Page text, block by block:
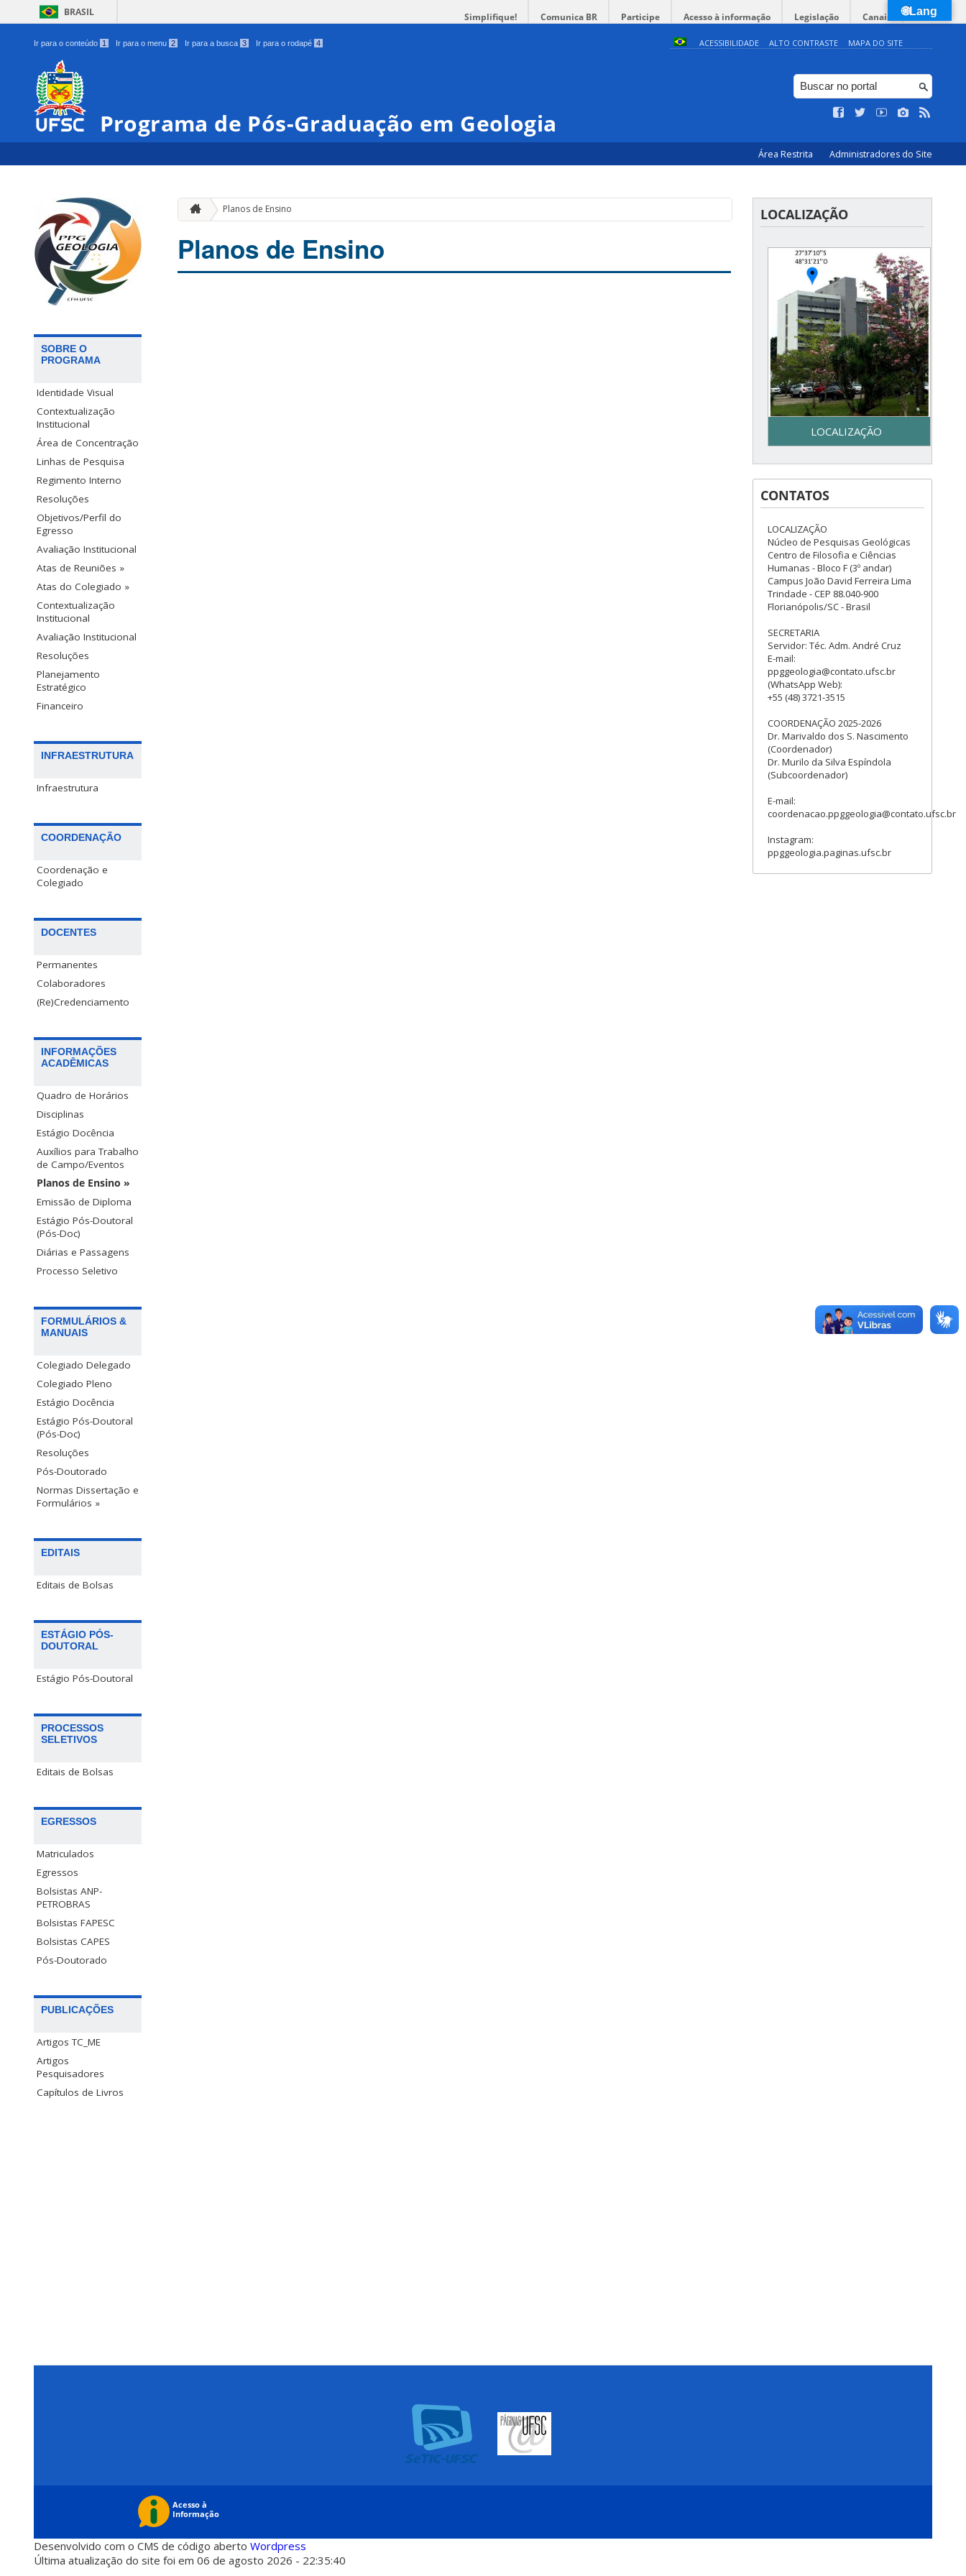
BRASIL Simplifique! Comunica BR Participe Acesso à informação Legislação Canais
Ir para o conteúdo 1 Ir para o menu 2 Ir para a busca 3 Ir para o rodapé 4 ACESSIBILIDADE ALTO CONTRASTE MAPA DO SITE
Programa de Pós-Graduação em Geologia
Área Restrita Administradores do Site
SOBRE O
PROGRAMA
Identidade Visual
Contextualização
Institucional
Área de Concentração
Linhas de Pesquisa
Regimento Interno
Resoluções
Objetivos/Perfil do
Egresso
Avaliação Institucional
Atas de Reuniões »
Atas do Colegiado »
Contextualização
Institucional
Avaliação Institucional
Resoluções
Planejamento
Estratégico
Financeiro
INFRAESTRUTURA
Infraestrutura
COORDENAÇÃO
Coordenação e
Colegiado
DOCENTES
Permanentes
Colaboradores
(Re)Credenciamento
INFORMAÇÕES
ACADÊMICAS
Quadro de Horários
Disciplinas
Estágio Docência
Auxílios para Trabalho
de Campo/Eventos
Planos de Ensino »
Emissão de Diploma
Estágio Pós-Doutoral
(Pós-Doc)
Diárias e Passagens
Processo Seletivo
FORMULÁRIOS &
MANUAIS
Colegiado Delegado
Colegiado Pleno
Estágio Docência
Estágio Pós-Doutoral
(Pós-Doc)
Resoluções
Pós-Doutorado
Normas Dissertação e
Formulários »
EDITAIS
Editais de Bolsas
ESTÁGIO PÓS-
DOUTORAL
Estágio Pós-Doutoral
PROCESSOS
SELETIVOS
Editais de Bolsas
EGRESSOS
Matriculados
Egressos
Bolsistas ANP-
PETROBRAS
Bolsistas FAPESC
Bolsistas CAPES
Pós-Doutorado
PUBLICAÇÕES
Artigos TC_ME
Artigos
Pesquisadores
Capítulos de Livros
Planos de Ensino
Planos de Ensino
LOCALIZAÇÃO
LOCALIZAÇÃO
Secretaria do Programa de
Pós-Graduação em Geologia
– UFSC - Centro de Filosofia e
Ciências Humanas - Bloco F –
3º piso - Campus Reitor João
David Ferreira Lima - Trindade
– Florianópolis, SC
CONTATOS
LOCALIZAÇÃO
Núcleo de Pesquisas Geológicas
Centro de Filosofia e Ciências
Humanas - Bloco F (3º andar)
Campus João David Ferreira Lima
Trindade - CEP 88.040-900
Florianópolis/SC - Brasil
SECRETARIA
Servidor: Téc. Adm. André Cruz
E-mail:
ppggeologia@contato.ufsc.br
(WhatsApp Web):
+55 (48) 3721-3515
COORDENAÇÃO 2025-2026
Dr. Marivaldo dos S. Nascimento
(Coordenador)
Dr. Murilo da Silva Espíndola
(Subcoordenador)
E-mail:
coordenacao.ppggeologia@contato.ufsc.br
Instagram:
ppggeologia.paginas.ufsc.br
Desenvolvido com o CMS de código aberto Wordpress
Última atualização do site foi em 06 de agosto 2026 - 22:35:40
🌐Lang